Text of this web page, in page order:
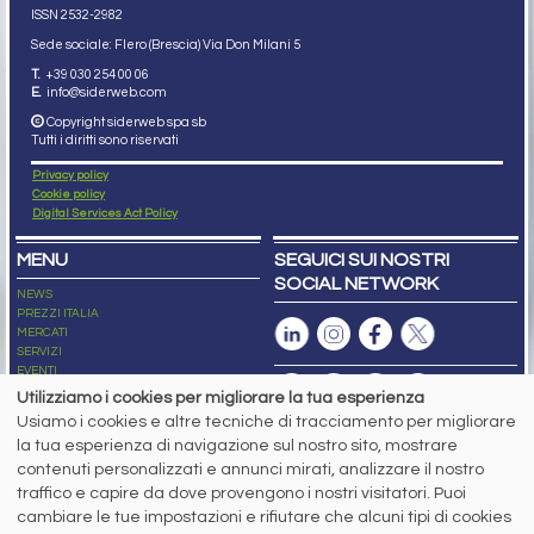
ISSN 2532-2982
Sede sociale: Flero (Brescia) Via Don Milani 5
T. +39 030 254 00 06
E. info@siderweb.com
Copyright siderweb spa sb
Tutti i diritti sono riservati
Privacy policy
Cookie policy
Digital Services Act Policy
MENU
NEWS
PREZZI ITALIA
MERCATI
SERVIZI
EVENTI
ABBONAMENTI
NEWSLETTER
SEGUICI SUI NOSTRI
SOCIAL NETWORK
Capitale Sociale: 190.000€ interamente versato
Registro delle Imprese di Brescia
Codice Fiscale e Partita I.V.A.:IT03562320170
R.E.A. n. 419331
Utilizziamo i cookies per migliorare la tua esperienza
Usiamo i cookies e altre tecniche di tracciamento per migliorare
la tua esperienza di navigazione sul nostro sito, mostrare
contenuti personalizzati e annunci mirati, analizzare il nostro
traffico e capire da dove provengono i nostri visitatori. Puoi
cambiare le tue impostazioni e rifiutare che alcuni tipi di cookies